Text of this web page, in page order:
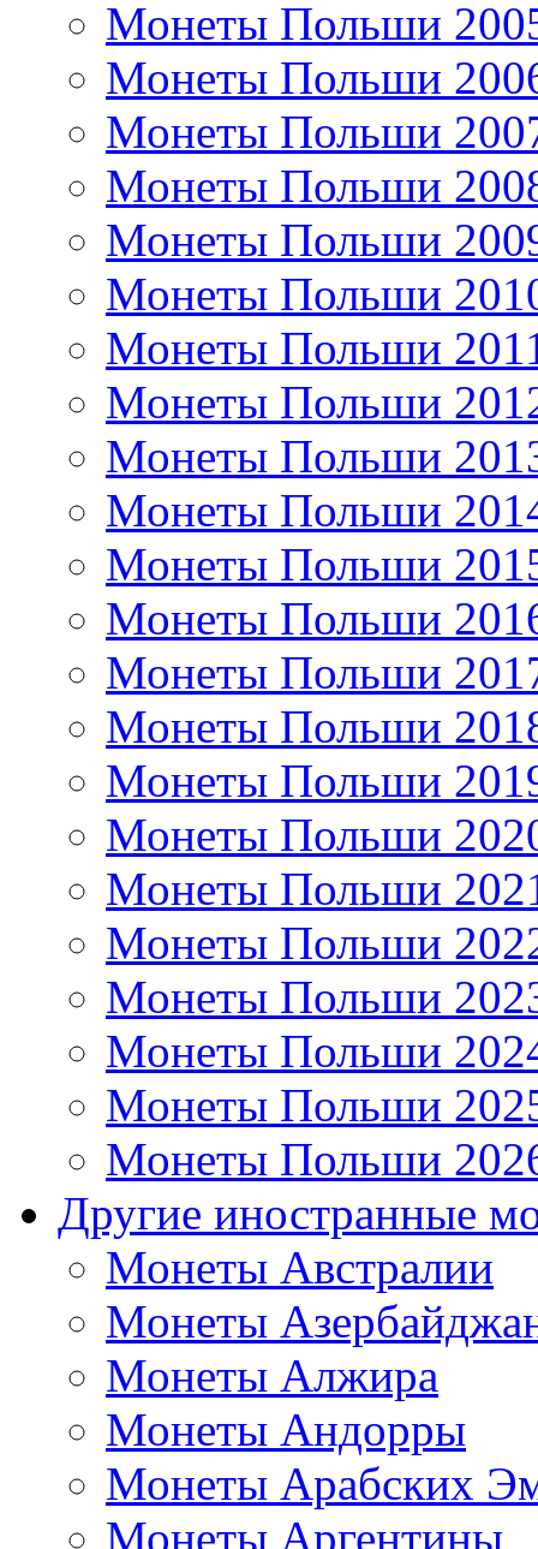
Монеты Польши
Монеты Польши
Монеты Польши
Монеты Польши
Монеты Польши
Монеты Польши
Монеты Польши
Монеты Польши
Монеты Польши
Монеты Польши
Монеты Польши
Монеты Польши
Монеты Польши
Монеты Польши
Монеты Польши
Монеты Польши
Монеты Польши
Монеты Польши
Монеты Польши
Монеты Польши
Монеты Польши
Монеты Польши
Другие иностранные
Монеты Австралии
Монеты
Монеты Алжира
Монеты Андорры
Монеты Арабских
Монеты Аргентины